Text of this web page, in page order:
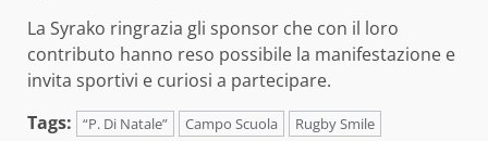
La Syrako ringrazia gli sponsor che con il loro
contributo hanno reso possibile la manifestazione e
invita sportivi e curiosi a partecipare.
Tags:
“P. Di Natale” Campo Scuola Rugby Smile